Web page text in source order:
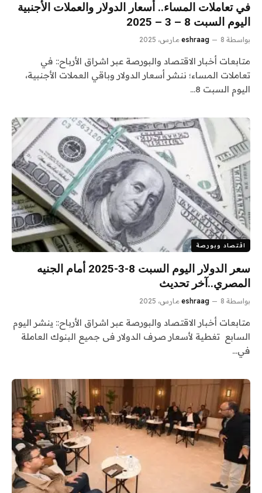
في تعاملات المساء.. أسعار الدولار والعملات الأجنبية
اليوم السبت 8 – 3 – 2025
بواسطة eshraag 8 مارس، 2025
متابعات أخبار الاقتصاد والبورصة عبر اشراق الأرباح:: في
تعاملات المساء؛ ننشر أسعار الدولار وباقي العملات الأجنبية،
اليوم السبت 8…
اقتصاد وبورصة
سعر الدولار اليوم السبت 8-3-2025 أمام الجنيه
المصري..آخر تحديث
بواسطة eshraag 8 مارس، 2025
متابعات أخبار الاقتصاد والبورصة عبر اشراق الأرباح:: ينشر اليوم
السابع تغطية لأسعار صرف الدولار فى جميع البنوك العاملة
في…